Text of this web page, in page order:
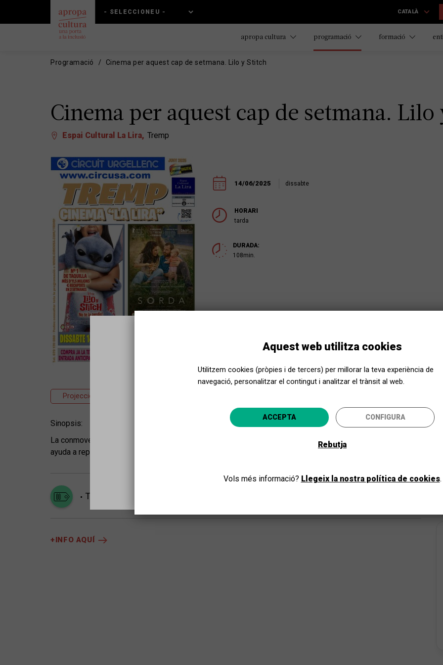
contingut
main
CATALÀ
apropa cultura programació formació
Programació Cinema per aquest cap de setmana. Lilo y Stitch
Cinema per aquest cap de setmana. Lilo
Espai Cultural La Lira Tremp
14/06/2025 dissabte
HORARI
tarda
DURADA:
108min.
Projecció
Sinopsis:
La conmovedora y divertidísima historia de una solitaria niña hawaiana y el extraterrestre fugitivo que la
ayuda a reparar su desestructurada familia.
Tots els públics
+INFO AQUÍ
Apropa Cultura, encara més a prop!
Selecciona la teva província i gaudeix de la cultura per a
Aquest web utilitza cookies
Utilitzem cookies (pròpies i de tercers) per millorar la teva experiència de
navegació, personalitzar el contingut i analitzar el trànsit al web.
ACCEPTA CONFIGURA
Rebutja
Vols més informació? Llegeix la nostra política de cookies.